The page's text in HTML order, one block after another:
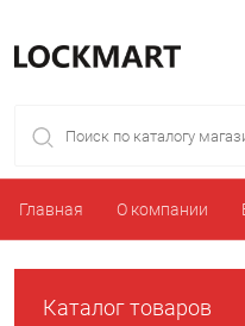
Главная О компании
Каталог товаров